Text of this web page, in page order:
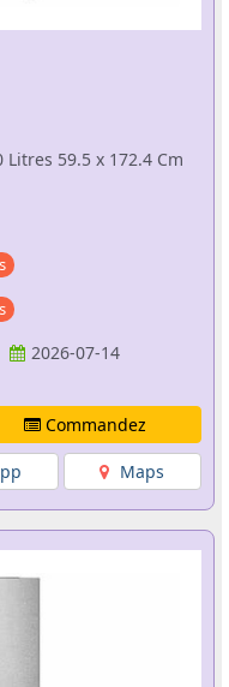
59.5 x 172.4 Cm
2026-07-14
Commandez
Maps